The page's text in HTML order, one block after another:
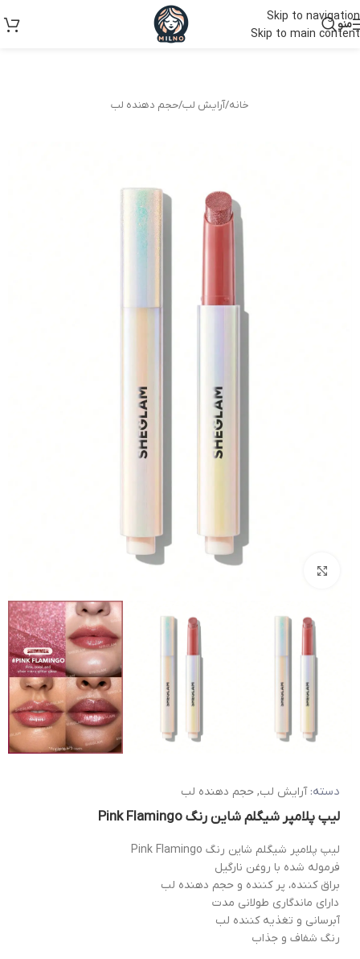
Skip to navigation
Skip to main content
منو
خانه/آرایش لب/حجم دهنده لب
دسته: آرایش لب, حجم دهنده لب
لیپ پلامپر شیگلم شاین رنگ Pink Flamingo
لیپ پلامپر شیگلم شاین رنگ Pink Flamingo
فرموله شده با روغن نارگیل
براق کننده، پر کننده و حجم دهنده لب
دارای ماندگاری طولانی مدت
آبرسانی و تغذیه کننده لب
رنگ شفاف و جذاب